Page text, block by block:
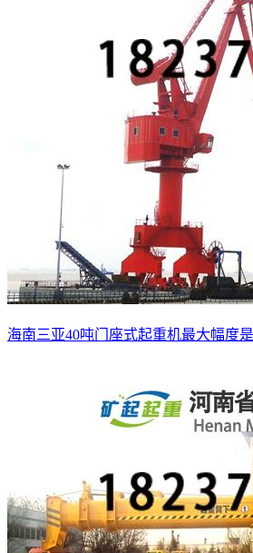
海南三亚40吨门座式起重机最大幅度